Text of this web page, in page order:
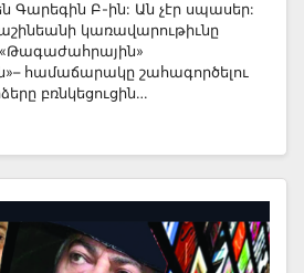
Գարեգին Բ-ին: Ան չէր սպասեր:
կառավարութիւնը
«Թագաժահրային»
համաճարակը շահագործելու
բռնկեցուցին…